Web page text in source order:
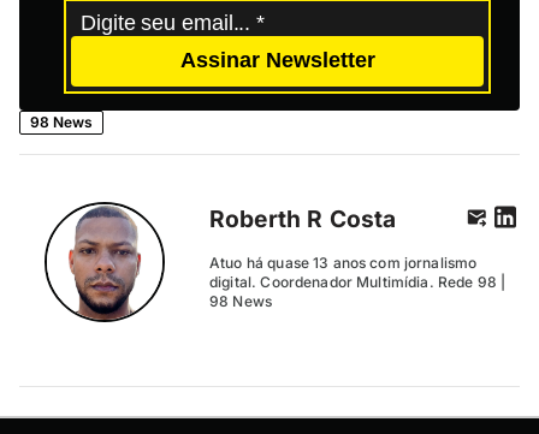
Assinar Newsletter
98 News
Roberth R Costa
Atuo há quase 13 anos com jornalismo
digital. Coordenador Multimídia. Rede 98 |
98 News